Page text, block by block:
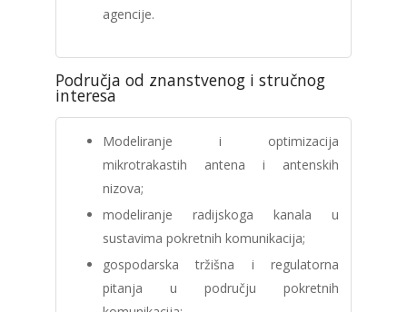
agencije.
Područja od znanstvenog i stručnog
interesa
Modeliranje i optimizacija
mikrotrakastih antena i antenskih
nizova;
modeliranje radijskoga kanala u
sustavima pokretnih komunikacija;
gospodarska tržišna i regulatorna
pitanja u području pokretnih